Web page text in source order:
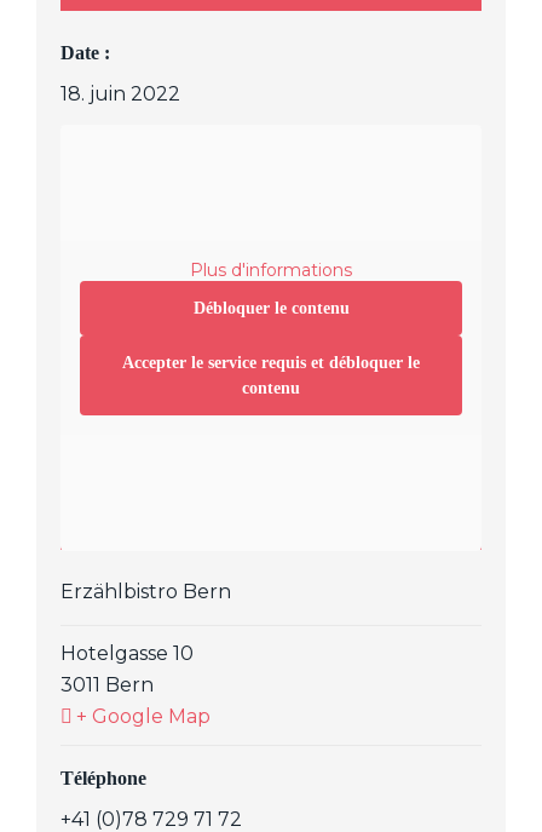
Date :
18. juin 2022
Erzählbistro Bern
Hotelgasse 10
3011 Bern
+ Google Map
Téléphone
+41 (0)78 729 71 72
Plus d'informations
Débloquer le contenu
Accepter le service requis et débloquer le
contenu